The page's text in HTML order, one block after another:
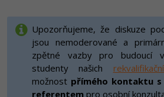
Datová analýza v praxi
Základy programování
Objektové programování -
Umělá inteligence
Školení dle technologií
C# .NET
Java
Senior programátor
Front-end developer
Jak začít?
Java -80%
C#.NET -80%
Upozorňujeme, že diskuze
jsou nemoderované a
zpětné vazby pro budoucí
studenty našich
možnost přímého kontaktu
referentem pro osobní